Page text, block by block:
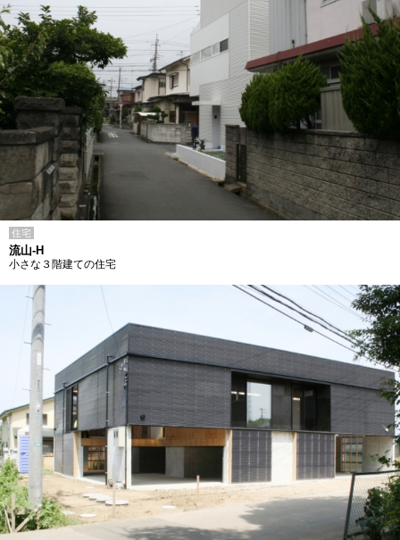
住宅
流山-H
小さな３階建ての住宅